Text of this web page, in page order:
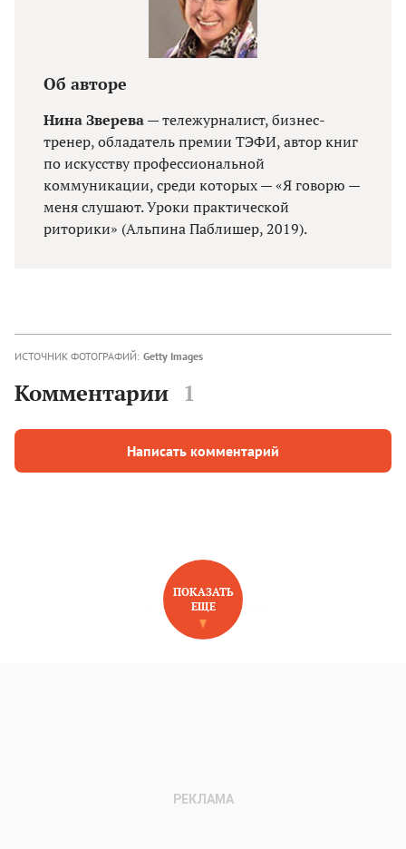
Об авторе
Нина Зверева— тележурналист, бизнес-
тренер, обладатель премии ТЭФИ, автор книг
по искусству профессиональной
коммуникации, среди которых — «Я говорю —
меня слушают. Уроки практической
риторики» (Альпина Паблишер, 2019).
ИСТОЧНИК ФОТОГРАФИЙ: Getty Images
Комментарии 1
Написать комментарий
НОВОЕ НА САЙТЕ
ПОКАЗАТЬ
ЕЩЕ